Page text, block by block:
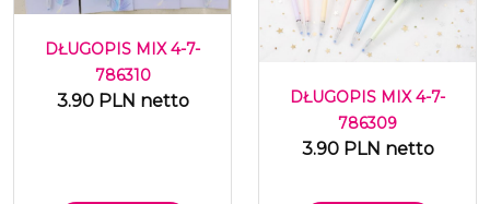
DŁUGOPIS MIX 4-7-
786310
3.90 PLN netto
DŁUGOPIS MIX 4-7-
786309
3.90 PLN netto